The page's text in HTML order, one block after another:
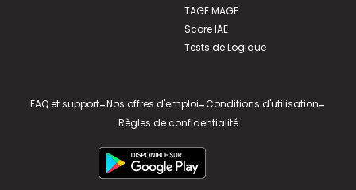
TAGE MAGE
Score IAE
Tests de Logique
FAQ et support-Nos offres d'emploi-Conditions d'utilisation-
Règles de confidentialité